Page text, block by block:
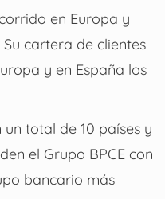
en Europa y
Su cartera de clientes
y en España los
total de 10 países y
el Grupo BPCE con
bancario más